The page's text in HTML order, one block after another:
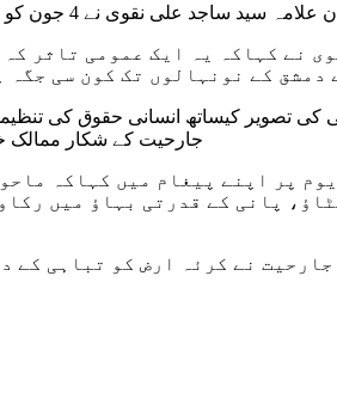
05 جون کو عالمی ماحولیاتی دن سے منسوب ایام پر اپنے پیغامات میں کیا۔
نے کہاکہ یہ ایک عمومی تاثر
دمشق کے نونہالوں تک کون سی جگہ
تصویر کیساتھ انسانی حقوق کی
جارحیت کے شکار ممالک
پر اپنے پیغام میں کہاکہ
پانی کے قدرتی بہاؤ میں
نے کرئہ ارض کو تباہی